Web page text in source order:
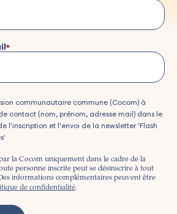
communautaire commune (Cocom) à
contact (nom, prénom, adresse mail) dans le
l'inscription et l'envoi de la newsletter 'Flash
la Cocom uniquement dans le cadre de la
personne inscrite peut se désinscrire à tout
informations complémentaires peuvent être
de confidentialité.